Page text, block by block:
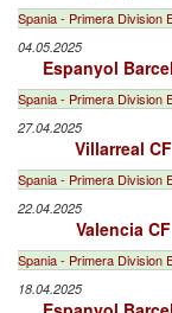
Spania - Primera Division
04.05.2025
Espanyol
Spania - Primera Division
27.04.2025
Villarreal CF
Spania - Primera Division
22.04.2025
Valencia CF
Spania - Primera Division
18.04.2025